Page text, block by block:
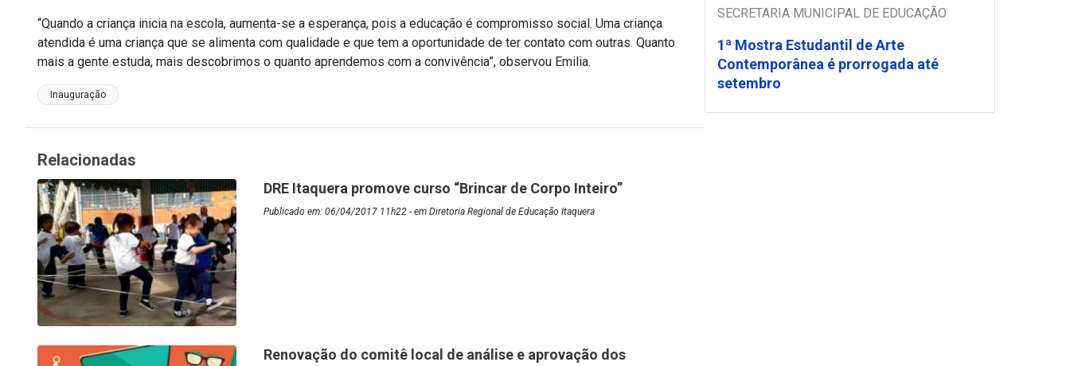
“Quando a criança inicia na escola, aumenta-se a esperança, pois a educação é compromisso social. Uma criança
atendida é uma criança que se alimenta com qualidade e que tem a oportunidade de ter contato com outras. Quanto
mais a gente estuda, mais descobrimos o quanto aprendemos com a convivência”, observou Emilia.
Inauguração
SECRETARIA MUNICIPAL DE EDUCAÇÃO
1ª Mostra Estudantil de Arte
Contemporânea é prorrogada até
setembro
Relacionadas
DRE Itaquera promove curso “Brincar de Corpo Inteiro”
Publicado em: 06/04/2017 11h22 - em Diretoria Regional de Educação Itaquera
Renovação do comitê local de análise e aprovação dos